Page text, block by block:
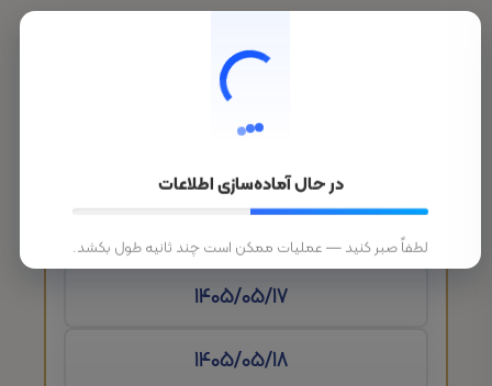
تاریخ ورود
در حال آماده‌سازی اطلاعات
لطفاً صبر کنید — عملیات ممکن است چند ثانیه طول بکشد.